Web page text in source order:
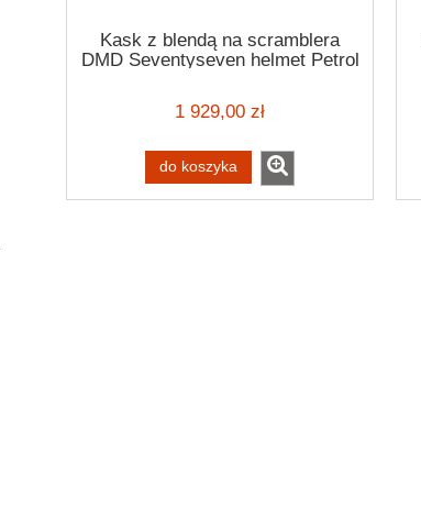
Kask z blendą na scramblera
DMD Seventyseven helmet Petrol
1 929,00 zł
do koszyka